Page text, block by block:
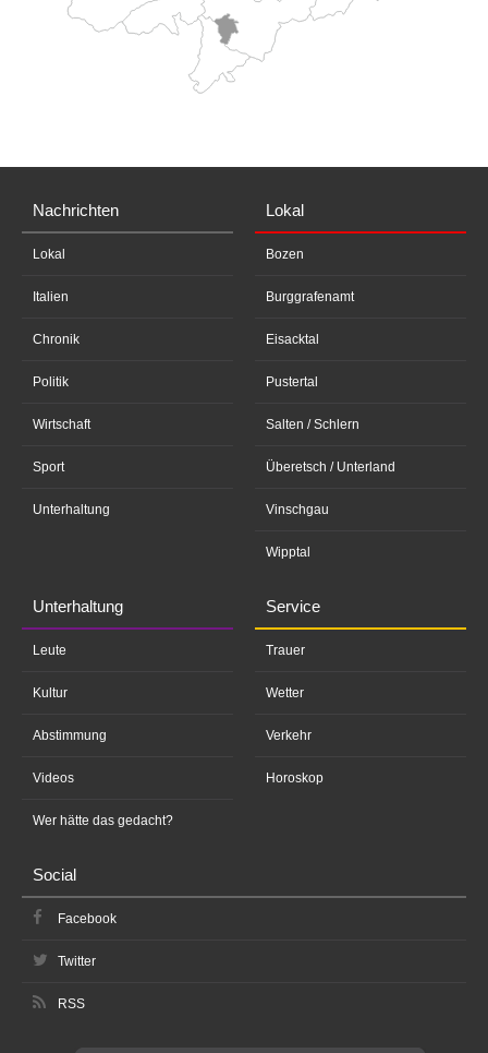
Nachrichten
Lokal
Italien
Chronik
Politik
Wirtschaft
Sport
Unterhaltung
Lokal
Bozen
Burggrafenamt
Eisacktal
Pustertal
Salten / Schlern
Überetsch / Unterland
Vinschgau
Wipptal
Unterhaltung
Leute
Kultur
Abstimmung
Videos
Wer hätte das gedacht?
Service
Trauer
Wetter
Verkehr
Horoskop
Social
Facebook
Twitter
RSS